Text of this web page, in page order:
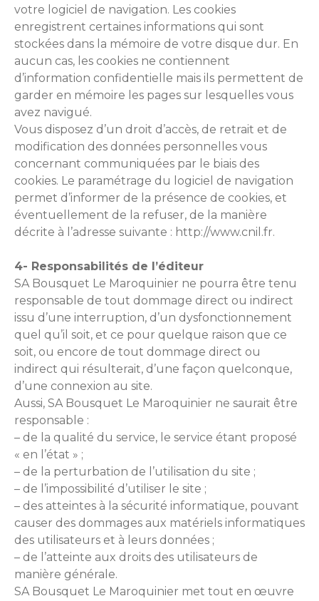
votre logiciel de navigation. Les cookies
enregistrent certaines informations qui sont
stockées dans la mémoire de votre disque dur. En
aucun cas, les cookies ne contiennent
d’information confidentielle mais ils permettent de
garder en mémoire les pages sur lesquelles vous
avez navigué.
Vous disposez d’un droit d’accès, de retrait et de
modification des données personnelles vous
concernant communiquées par le biais des
cookies. Le paramétrage du logiciel de navigation
permet d’informer de la présence de cookies, et
éventuellement de la refuser, de la manière
décrite à l’adresse suivante : http://www.cnil.fr.
4- Responsabilités de l’éditeur
SA Bousquet Le Maroquinier ne pourra être tenu
responsable de tout dommage direct ou indirect
issu d’une interruption, d’un dysfonctionnement
quel qu’il soit, et ce pour quelque raison que ce
soit, ou encore de tout dommage direct ou
indirect qui résulterait, d’une façon quelconque,
d’une connexion au site.
Aussi, SA Bousquet Le Maroquinier ne saurait être
responsable :
– de la qualité du service, le service étant proposé
« en l’état » ;
– de la perturbation de l’utilisation du site ;
– de l’impossibilité d’utiliser le site ;
– des atteintes à la sécurité informatique, pouvant
causer des dommages aux matériels informatiques
des utilisateurs et à leurs données ;
– de l’atteinte aux droits des utilisateurs de
manière générale.
SA Bousquet Le Maroquinier met tout en œuvre